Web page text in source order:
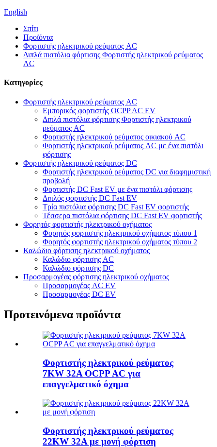
English
Σπίτι
Προϊόντα
Φορτιστής ηλεκτρικού ρεύματος AC
Διπλά πιστόλια φόρτισης Φορτιστής ηλεκτρικού ρεύματος
AC
Κατηγορίες
Φορτιστής ηλεκτρικού ρεύματος AC
Εμπορικός φορτιστής OCPP AC EV
Διπλά πιστόλια φόρτισης Φορτιστής ηλεκτρικού
ρεύματος AC
Φορτιστής ηλεκτρικού ρεύματος οικιακού AC
Φορτιστής ηλεκτρικού ρεύματος AC με ένα πιστόλι
φόρτισης
Φορτιστής ηλεκτρικού ρεύματος DC
Φορτιστής ηλεκτρικού ρεύματος DC για διαφημιστική
προβολή
Φορτιστής DC Fast EV με ένα πιστόλι φόρτισης
Διπλός φορτιστής DC Fast EV
Τρία πιστόλια φόρτισης DC Fast EV φορτιστής
Τέσσερα πιστόλια φόρτισης DC Fast EV φορτιστής
Φορητός φορτιστής ηλεκτρικού οχήματος
Φορητός φορτιστής ηλεκτρικού οχήματος τύπου 1
Φορητός φορτιστής ηλεκτρικού οχήματος τύπου 2
Καλώδιο φόρτισης ηλεκτρικού οχήματος
Καλώδιο φόρτισης AC
Καλώδιο φόρτισης DC
Προσαρμογέας φόρτισης ηλεκτρικού οχήματος
Προσαρμογέας AC EV
Προσαρμογέας DC EV
Προτεινόμενα προϊόντα
Φορτιστής ηλεκτρικού ρεύματος
7KW 32A OCPP AC για
επαγγελματικό όχημα
Φορτιστής ηλεκτρικού ρεύματος
22KW 32A με μονή φόρτιση